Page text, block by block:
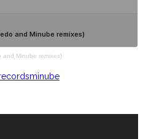
and Minube remixes)
minube